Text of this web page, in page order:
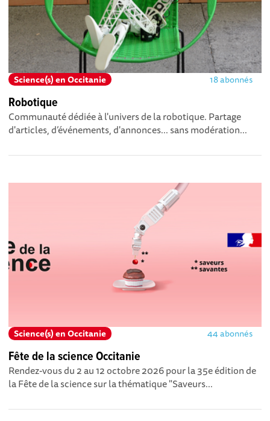
Science(s) en Occitanie 18 abonnés
Robotique
Communauté dédiée à l'univers de la robotique. Partage
d'articles, d’événements, d'annonces... sans modération...
Science(s) en Occitanie 44 abonnés
Fête de la science Occitanie
Rendez-vous du 2 au 12 octobre 2026 pour la 35e édition de
la Fête de la science sur la thématique "Saveurs...